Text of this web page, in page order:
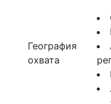
География
охвата